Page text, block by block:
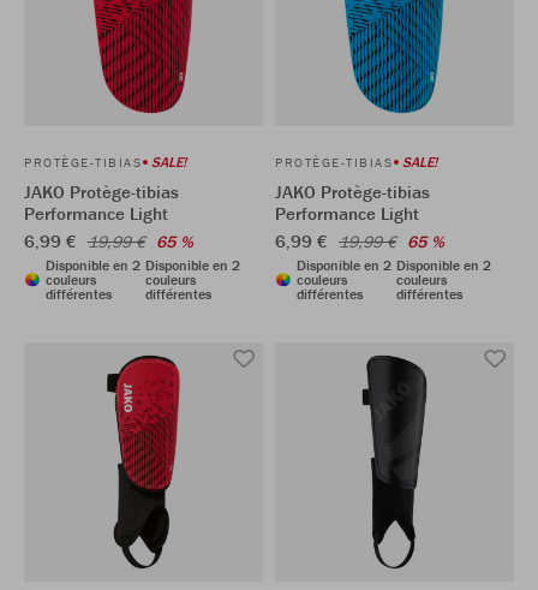
PROTÈGE-TIBIAS SALE!
JAKO Protège-tibias
Performance Light
6,99 € 19,99 € 65 %
Disponible en 2
couleurs
différentes
Disponible en 2
couleurs
différentes
PROTÈGE-TIBIAS SALE!
JAKO Protège-tibias
Performance Light
6,99 € 19,99 € 65 %
Disponible en 2
couleurs
différentes
Disponible en 2
couleurs
différentes